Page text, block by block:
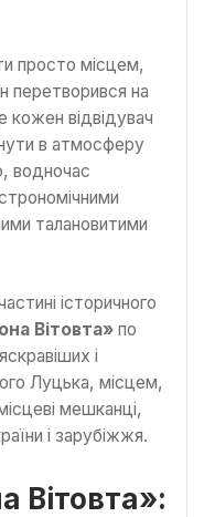
просто місцем,
перетворився на
кожен відвідувач
в атмосферу
водночас
талановитими
історичного
Вітовта» по
і
Луцька, місцем,
мешканці,
і зарубіжжя.
Вітовта»: